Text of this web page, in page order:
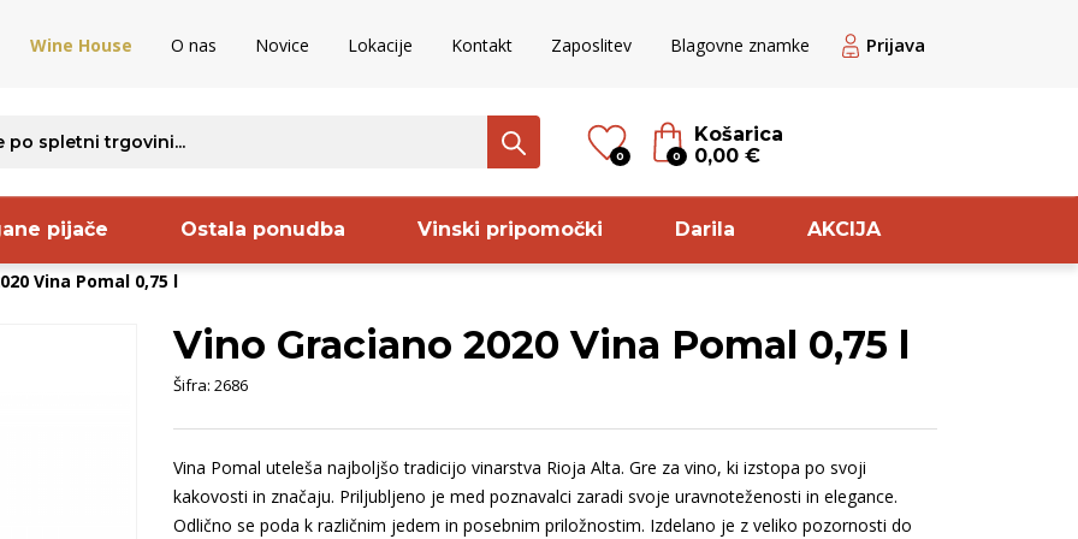
Wine House O nas Novice Lokacije Kontakt Zaposlitev Blagovne znamke Prijava
0 0
Košarica
0,00 €
Regija
Kras
Bela Krajina
Vipavska
dolina
Sanctum
Frelih
Codorniu
Pommery
Bogato rose
Bogato Belo /
Oranžno
Bogato rdeče
Pikolit
Modri pinot
Cuve
Chardonnay
pijače Ostala ponudba Vinski pripomočki Darila AKCIJA
Vina Pomal 0,75 l
Vino Graciano 2020 Vina Pomal 0,75 l
Šifra: 2686
Vina Pomal uteleša najboljšo tradicijo vinarstva Rioja Alta. Gre za vino, ki izstopa po svoji
kakovosti in značaju. Priljubljeno je med poznavalci zaradi svoje uravnoteženosti in elegance.
Odlično se poda k različnim jedem in posebnim priložnostim. Izdelano je z veliko pozornosti do